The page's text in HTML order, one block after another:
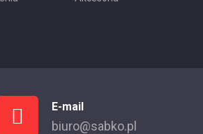
E-mail
biuro@sabko.pl